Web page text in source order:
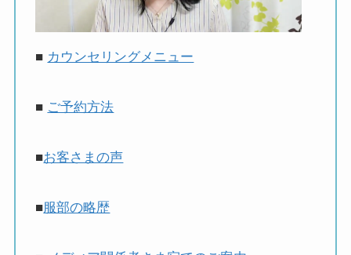
■ カウンセリングメニュー
■ ご予約方法
■お客さまの声
■服部の略歴